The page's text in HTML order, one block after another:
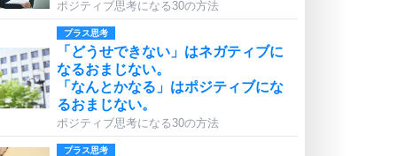
ポジティブ思考になる30の方法
プラス思考
「どうせできない」はネガティブに
なるおまじない。
「なんとかなる」はポジティブにな
るおまじない。
ポジティブ思考になる30の方法
プラス思考